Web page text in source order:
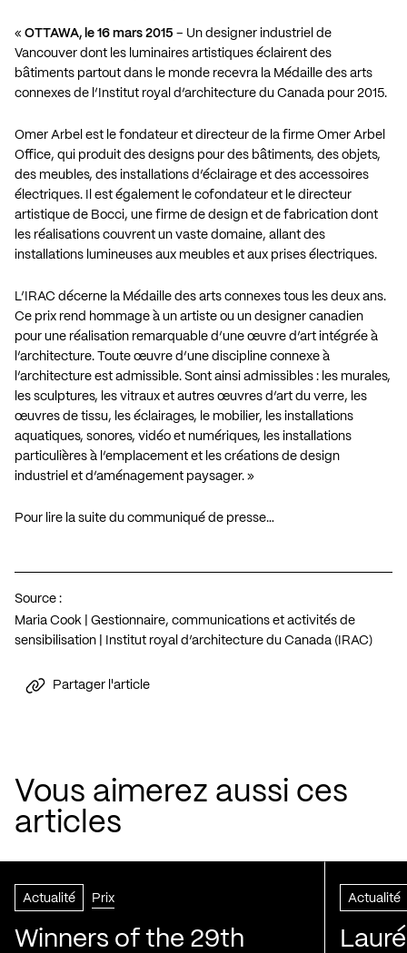
« OTTAWA, le 16 mars 2015 – Un designer industriel de
Vancouver dont les luminaires artistiques éclairent des
bâtiments partout dans le monde recevra la Médaille des arts
connexes de l’Institut royal d’architecture du Canada pour 2015.
Omer Arbel est le fondateur et directeur de la firme Omer Arbel
Office, qui produit des designs pour des bâtiments, des objets,
des meubles, des installations d’éclairage et des accessoires
électriques. Il est également le cofondateur et le directeur
artistique de Bocci, une firme de design et de fabrication dont
les réalisations couvrent un vaste domaine, allant des
installations lumineuses aux meubles et aux prises électriques.
L’IRAC décerne la Médaille des arts connexes tous les deux ans.
Ce prix rend hommage à un artiste ou un designer canadien
pour une réalisation remarquable d’une œuvre d’art intégrée à
l’architecture. Toute œuvre d’une discipline connexe à
l’architecture est admissible. Sont ainsi admissibles : les murales,
les sculptures, les vitraux et autres œuvres d’art du verre, les
œuvres de tissu, les éclairages, le mobilier, les installations
aquatiques, sonores, vidéo et numériques, les installations
particulières à l’emplacement et les créations de design
industriel et d’aménagement paysager. »
Pour lire la suite du communiqué de presse…
Source :
Maria Cook | Gestionnaire, communications et activités de
sensibilisation | Institut royal d’architecture du Canada (IRAC)
Partager l'article
Vous aimerez aussi ces
articles
Actualité Prix
Winners of the 29th
Actualité